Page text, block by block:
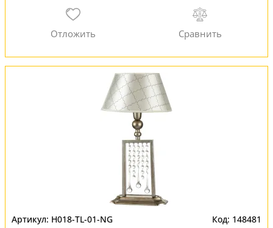
H018-TL-01-NG 148481